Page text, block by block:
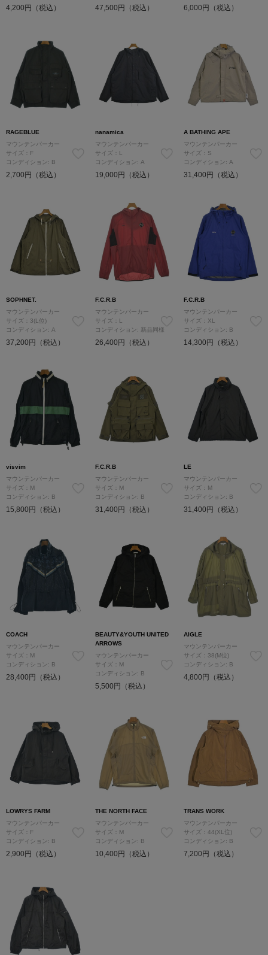
4,200円（税込） 47,500円（税込） 6,000円（税込）
RAGEBLUE
マウンテンパーカー
サイズ：F
コンディション: B
2,700円（税込）
nanamica
マウンテンパーカー
サイズ：L
コンディション: A
19,000円（税込）
A BATHING APE
マウンテンパーカー
サイズ：S
コンディション: A
31,400円（税込）
SOPHNET.
マウンテンパーカー
サイズ：3(L位)
コンディション: A
37,200円（税込）
F.C.R.B
マウンテンパーカー
サイズ：L
コンディション: 新品同様
26,400円（税込）
F.C.R.B
マウンテンパーカー
サイズ：XL
コンディション: B
14,300円（税込）
visvim
マウンテンパーカー
サイズ：M
コンディション: B
15,800円（税込）
F.C.R.B
マウンテンパーカー
サイズ：M
コンディション: B
31,400円（税込）
LE
マウンテンパーカー
サイズ：M
コンディション: B
31,400円（税込）
COACH
マウンテンパーカー
サイズ：M
コンディション: B
28,400円（税込）
BEAUTY&YOUTH UNITED
ARROWS
マウンテンパーカー
サイズ：M
コンディション: B
5,500円（税込）
AIGLE
マウンテンパーカー
サイズ：38(M位)
コンディション: B
4,800円（税込）
LOWRYS FARM
マウンテンパーカー
サイズ：F
コンディション: B
2,900円（税込）
THE NORTH FACE
マウンテンパーカー
サイズ：M
コンディション: B
10,400円（税込）
TRANS WORK
マウンテンパーカー
サイズ：44(XL位)
コンディション: B
7,200円（税込）